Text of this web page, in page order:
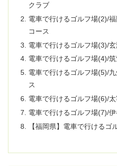
クラブ
電車で行けるゴルフ場(2)/
コース
電車で行けるゴルフ場(3)/
電車で行けるゴルフ場(4)/
電車で行けるゴルフ場(5)/
ス
電車で行けるゴルフ場(6)/
電車で行けるゴルフ場(7)/
【福岡県】電車で行けるゴ